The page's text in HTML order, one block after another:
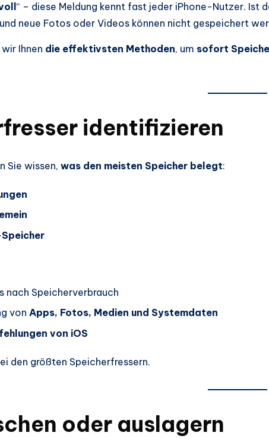
“ – diese Meldung kennt fast jeder iPhone-Nutzer. Ist
neue Fotos oder Videos können nicht gespeichert
Ihnen die effektivsten Methoden, um sofort
identifizieren
Sie wissen, was den meisten Speicher belegt:
nach Speicherverbrauch
von Apps, Fotos, Medien und Systemdaten
von iOS
den größten Speicherfressern.
oder auslagern